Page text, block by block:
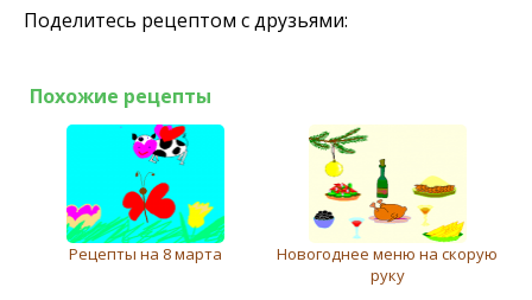
Поделитесь рецептом с друзьями:
Похожие рецепты
Рецепты на 8 марта
Новогоднее меню на скорую
руку